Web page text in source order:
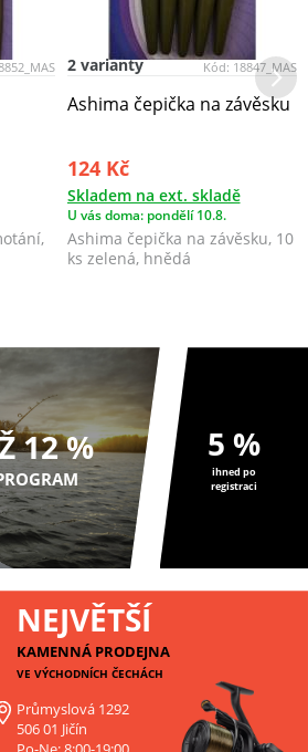
Kód: 18847_MAS
2 varianty
Ashima čepička na závěsku
124 Kč
Skladem na ext. skladě
U vás doma: pondělí 10.8.
Ashima čepička na závěsku, 10
ks zelená, hnědá
12 % 5 %
ihned po
registraci
NEJVĚTŠÍ
KAMENNÁ PRODEJNA
VE VÝCHODNÍCH ČECHÁCH
Průmyslová 1292
506 01 Jičín